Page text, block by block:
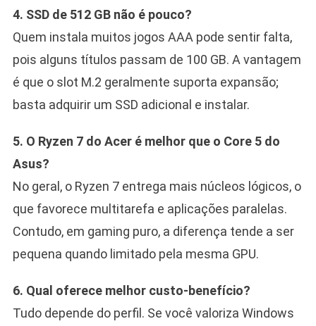
4. SSD de 512 GB não é pouco?
Quem instala muitos jogos AAA pode sentir falta,
pois alguns títulos passam de 100 GB. A vantagem
é que o slot M.2 geralmente suporta expansão;
basta adquirir um SSD adicional e instalar.
5. O Ryzen 7 do Acer é melhor que o Core 5 do
Asus?
No geral, o Ryzen 7 entrega mais núcleos lógicos, o
que favorece multitarefa e aplicações paralelas.
Contudo, em gaming puro, a diferença tende a ser
pequena quando limitado pela mesma GPU.
6. Qual oferece melhor custo-benefício?
Tudo depende do perfil. Se você valoriza Windows